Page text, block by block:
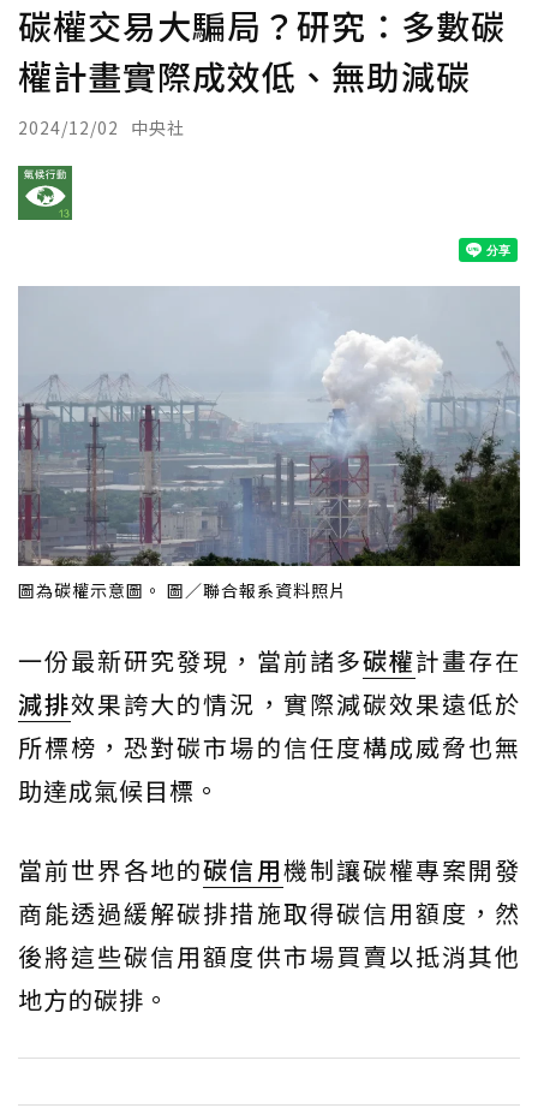
碳權交易大騙局？研究：多數碳
權計畫實際成效低、無助減碳
2024/12/02 中央社
圖為碳權示意圖。 圖／聯合報系資料照片
一份最新研究發現，當前諸多碳權計畫存在
減排效果誇大的情況，實際減碳效果遠低於
所標榜，恐對碳市場的信任度構成威脅也無
助達成氣候目標。
當前世界各地的碳信用機制讓碳權專案開發
商能透過緩解碳排措施取得碳信用額度，然
後將這些碳信用額度供市場買賣以抵消其他
地方的碳排。